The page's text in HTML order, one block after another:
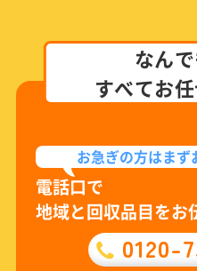
なんで
すべてお
お急ぎの方はまず
電話口で
地域と回収品目をお
0120-